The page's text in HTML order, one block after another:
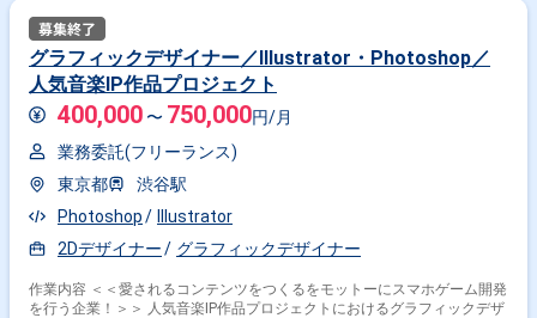
グラフィックデザイナー／Illustrator・Photoshop／
人気音楽IP作品プロジェクト
400,000 〜 750,000円/月
業務委託(フリーランス)
東京都
渋谷駅
Photoshop
Illustrator
2Dデザイナー
グラフィックデザイナー
作業内容 ＜＜愛されるコンテンツをつくるをモットーにスマホゲーム開発
を行う企業！＞＞ 人気音楽IP作品プロジェクトにおけるグラフィックデザ